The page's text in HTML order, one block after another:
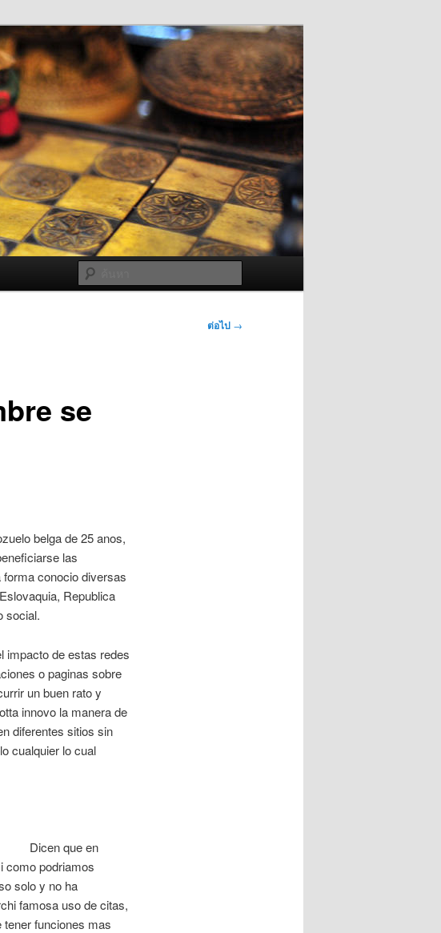
ต่อไป →
se
belga de 25 anos,
las
conocio diversas
Republica
social.
impacto de estas redes
o paginas sobre
un buen rato y
innovo la manera de
diferentes sitios sin
cualquier lo cual
Dicen que en
como podriamos
solo y no ha
famosa uso de citas,
funciones mas